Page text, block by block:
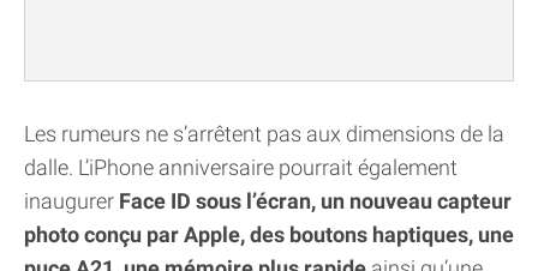
Les rumeurs ne s’arrêtent pas aux dimensions de la
dalle. L’iPhone anniversaire pourrait également
inaugurer Face ID sous l’écran, un nouveau capteur
photo conçu par Apple, des boutons haptiques, une